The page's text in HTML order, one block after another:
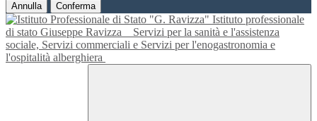
Annulla Conferma
Istituto professionale
di stato Giuseppe Ravizza
Servizi per la sanità e l'assistenza
sociale, Servizi commerciali e Servizi per l'enogastronomia e
l'ospitalità alberghiera